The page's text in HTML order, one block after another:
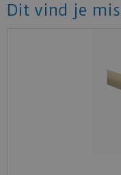
Dit vind je